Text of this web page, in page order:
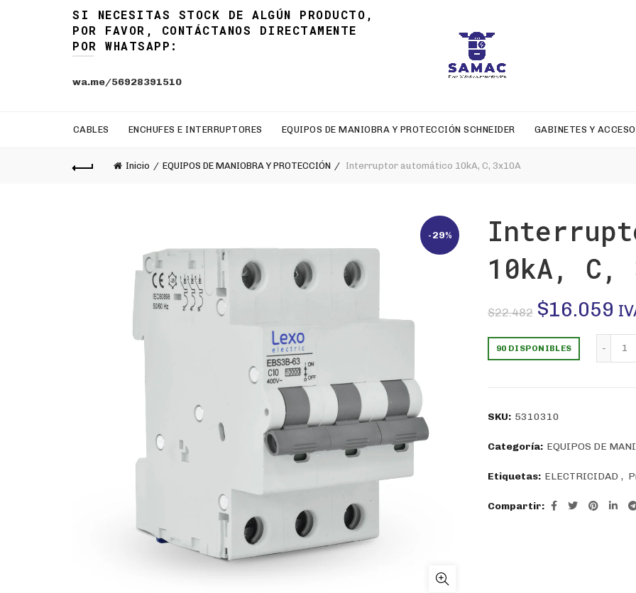
SI NECESITAS STOCK DE ALGÚN PRODUCTO,
POR FAVOR, CONTÁCTANOS DIRECTAMENTE
POR WHATSAPP:
wa.me/56928391510
CABLES ENCHUFES E INTERRUPTORES EQUIPOS DE MANIOBRA Y PROTECCIÓN SCHNEIDER GABINETES Y
Inicio EQUIPOS DE MANIOBRA Y PROTECCIÓN Interruptor automático 10kA, C, 3x10A
-29%
10kA, C,
$22.482 El
precio
$16.059 El
90 DISPONIBLES
SKU: 5310310
Categoría: EQUIPOS DE
Etiquetas: ELECTRICIDAD ,
Compartir